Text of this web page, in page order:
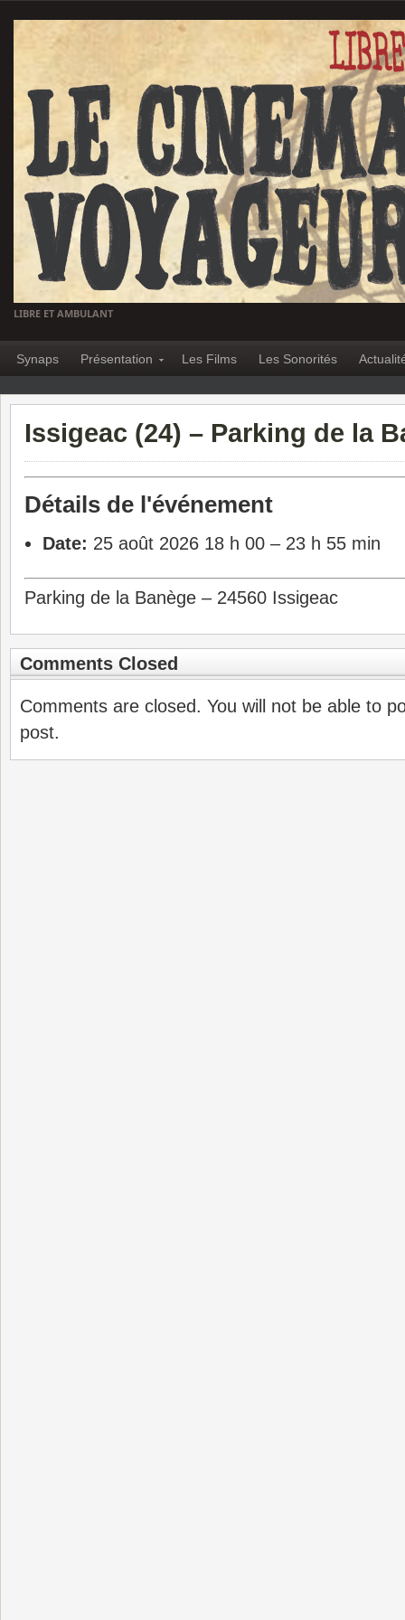
LIBRE ET AMBULANT
Synaps Présentation Les Films Les Sonorités
Issigeac (24) – Parking de la
Détails de l'événement
Date: 25 août 2026 18 h 00 – 23 h 55 min
Parking de la Banège – 24560 Issigeac
Comments Closed
Comments are closed. You will not be able to
post.